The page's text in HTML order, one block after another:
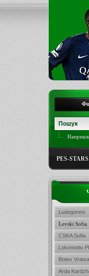
PES-
Ludogorets
Levski Sofia
CSKA Sofia
Lokomotiv
Botev Vratsa
Arda